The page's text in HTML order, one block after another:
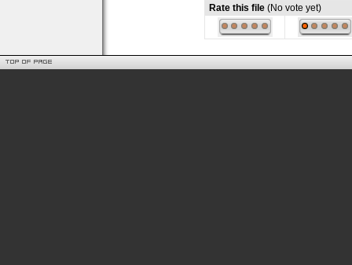
Rate this file (No vote yet)